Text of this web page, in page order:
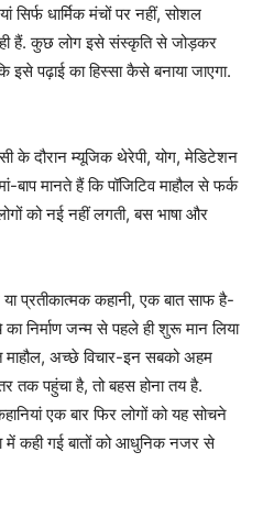
सिर्फ धार्मिक मंचों पर नहीं, सोशल
हैं. कुछ लोग इसे संस्कृति से जोड़कर
पढ़ाई का हिस्सा कैसे बनाया जाएगा.
के दौरान म्यूजिक थेरेपी, योग, मेडिटेशन
मानते हैं कि पॉजिटिव माहौल से फर्क
को नई नहीं लगती, बस भाषा और
प्रतीकात्मक कहानी, एक बात साफ है-
निर्माण जन्म से पहले ही शुरू मान लिया
अच्छे विचार-इन सबको अहम
तक पहुंचा है, तो बहस होना तय है.
एक बार फिर लोगों को यह सोचने
में कही गई बातों को आधुनिक नजर से